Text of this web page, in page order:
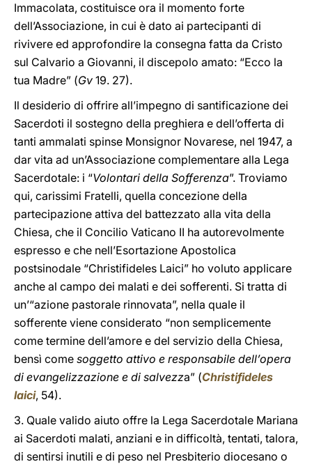
Immacolata, costituisce ora il momento forte
dell’Associazione, in cui è dato ai partecipanti di
rivivere ed approfondire la consegna fatta da Cristo
sul Calvario a Giovanni, il discepolo amato: “Ecco la
tua Madre” (Gv 19. 27).
Il desiderio di offrire all’impegno di santificazione dei
Sacerdoti il sostegno della preghiera e dell’offerta di
tanti ammalati spinse Monsignor Novarese, nel 1947, a
dar vita ad un’Associazione complementare alla Lega
Sacerdotale: i “Volontari della Sofferenza”. Troviamo
qui, carissimi Fratelli, quella concezione della
partecipazione attiva del battezzato alla vita della
Chiesa, che il Concilio Vaticano II ha autorevolmente
espresso e che nell’Esortazione Apostolica
postsinodale “Christifideles Laici” ho voluto applicare
anche al campo dei malati e dei sofferenti. Si tratta di
un’“azione pastorale rinnovata”, nella quale il
sofferente viene considerato “non semplicemente
come termine dell’amore e del servizio della Chiesa,
bensì come soggetto attivo e responsabile dell’opera
di evangelizzazione e di salvezza” (Christifideles
laici, 54).
3. Quale valido aiuto offre la Lega Sacerdotale Mariana
ai Sacerdoti malati, anziani e in difficoltà, tentati, talora,
di sentirsi inutili e di peso nel Presbiterio diocesano o